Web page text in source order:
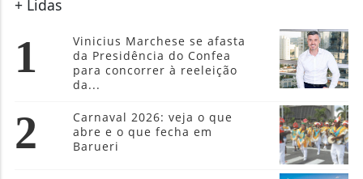
+ Lidas
1
Vinicius Marchese se afasta
da Presidência do Confea
para concorrer à reeleição
da...
2
Carnaval 2026: veja o que
abre e o que fecha em
Barueri